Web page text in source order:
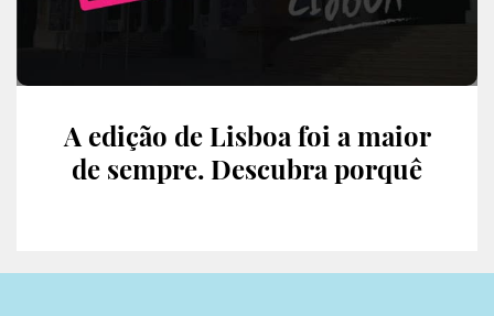
A edição de Lisboa foi a maior
de sempre. Descubra porquê